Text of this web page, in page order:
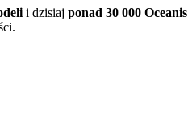
i dzisiaj ponad 30 000 Oceanis